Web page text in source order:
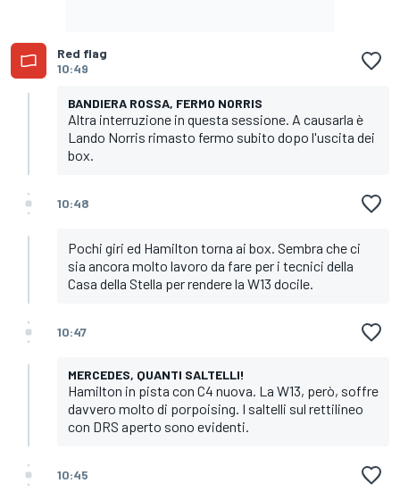
Red flag
10:49
BANDIERA ROSSA, FERMO NORRIS
Altra interruzione in questa sessione. A causarla è
Lando Norris rimasto fermo subito dopo l'uscita dei
box.
10:48
Pochi giri ed Hamilton torna ai box. Sembra che ci
sia ancora molto lavoro da fare per i tecnici della
Casa della Stella per rendere la W13 docile.
10:47
MERCEDES, QUANTI SALTELLI!
Hamilton in pista con C4 nuova. La W13, però, soffre
davvero molto di porpoising. I saltelli sul rettilineo
con DRS aperto sono evidenti.
10:45